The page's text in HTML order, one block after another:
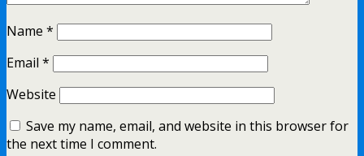
Name *
Email *
Website
Save my name, email, and website in this browser for
the next time I comment.